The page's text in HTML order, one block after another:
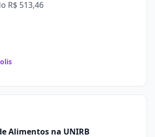
R$ 513,46
Alimentos na UNIRB